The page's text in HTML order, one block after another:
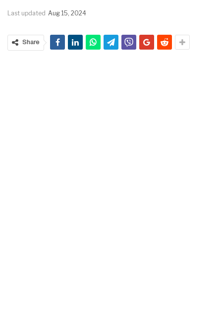
Last updated Aug 15, 2024
Share